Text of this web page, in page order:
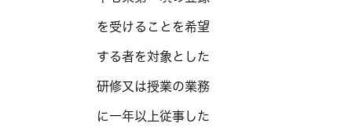
を受けることを希望
する者を対象とした
研修又は授業の業務
に一年以上従事した